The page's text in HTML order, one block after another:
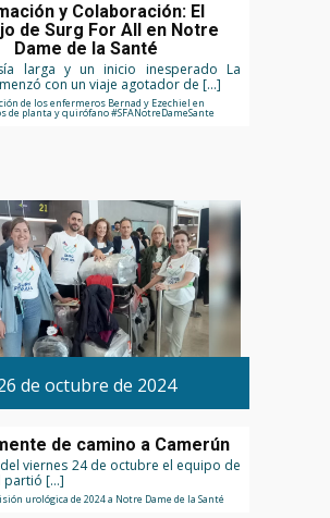
y Colaboración: El
de Surg For All en Notre
Dame de la Santé
larga y un inicio inesperado La
con un viaje agotador de […]
de los enfermeros Bernad y Ezechiel en
de planta y quirófano #SFANotreDameSante
de octubre de 2024
de camino a Camerún
viernes 24 de octubre el equipo de
partió […]
urológica de 2024 a Notre Dame de la Santé